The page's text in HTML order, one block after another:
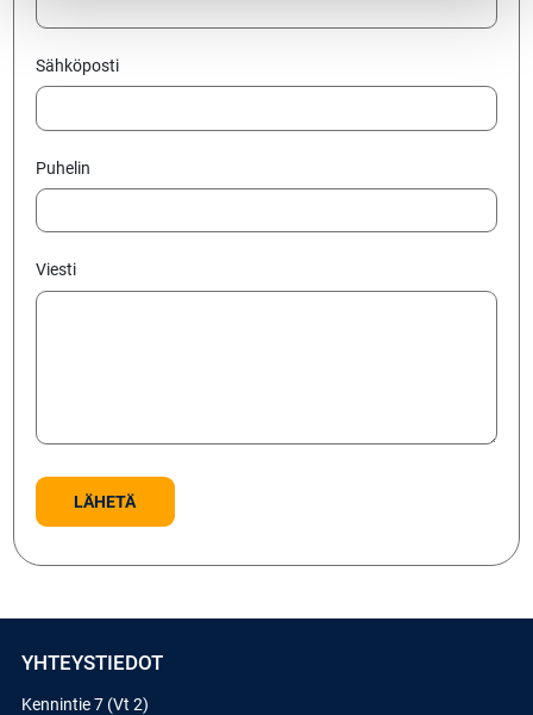
Sähköposti
Puhelin
Viesti
YHTEYSTIEDOT
Kennintie 7 (Vt 2)